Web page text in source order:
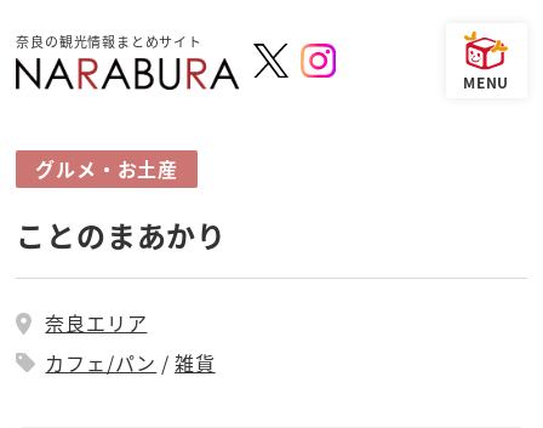
奈良の観光情報まとめサイト
グルメ・お土産
ことのまあかり
奈良エリア
カフェ/パン
雑貨